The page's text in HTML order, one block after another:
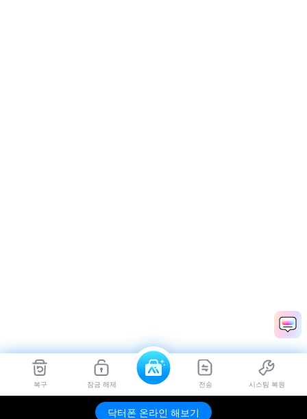
복구 잠금 해제 전송 시스팀 복원
닥터폰 온라인 해보기
Dr.Fone 무료 체험하기